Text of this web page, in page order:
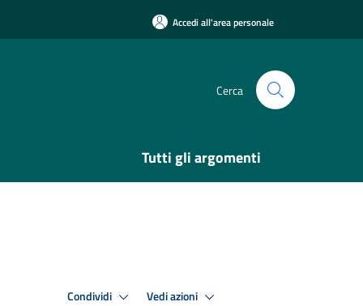
Accedi all'area personale
Cerca
Tutti gli argomenti
Condividi Vedi azioni